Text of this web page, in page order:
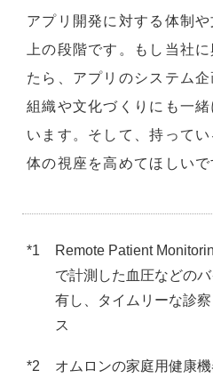
アプリ開発に対する体制
上の段階です。もし当社
たら、アプリのシステム企
組織や文化づくりにも一
います。そして、持って
体の視座を高めてほしいで
*1
Remote Patient
で計測した血圧などの
有し、タイムリーな診
ス
*2 オムロンの家庭用健康